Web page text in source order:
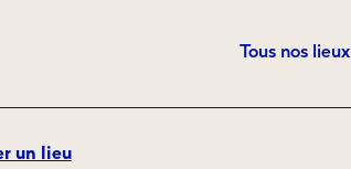
Tous nos lieux
un lieu